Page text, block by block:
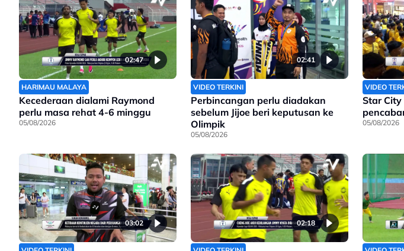
02:47
HARIMAU MALAYA
Kecederaan dialami Raymond
perlu masa rehat 4-6 minggu
05/08/2026
02:41
VIDEO TERKINI
Perbincangan perlu diadakan
sebelum Jijoe beri keputusan ke
Olimpik
05/08/2026
VIDEO
Star
05/08/2026
03:02 02:18